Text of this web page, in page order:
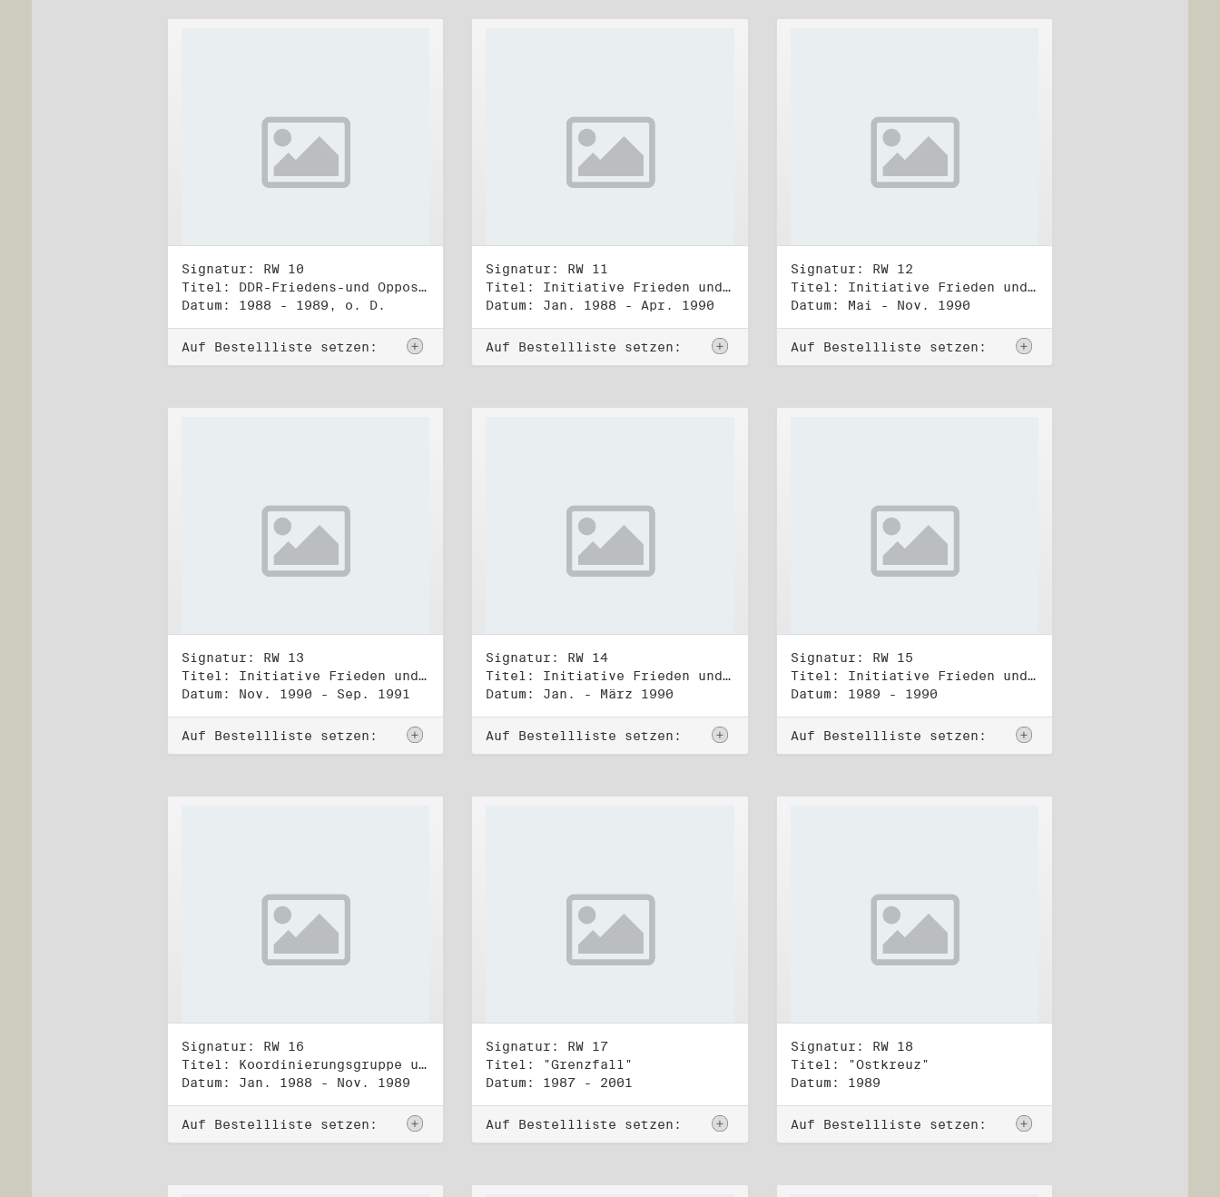
Signatur: RW 10
Titel: DDR-Friedens-und Oppositionsbewegung (3)
Datum: 1988 - 1989, o. D.
Auf Bestellliste setzen:
Signatur: RW 11
Titel: Initiative Frieden und Menschenrechte (1)
Datum: Jan. 1988 - Apr. 1990
Auf Bestellliste setzen:
Signatur: RW 12
Titel: Initiative Frieden und Menschenrechte (2)
Datum: Mai - Nov. 1990
Auf Bestellliste setzen:
Signatur: RW 13
Titel: Initiative Frieden und Menschenrechte (3)
Datum: Nov. 1990 - Sep. 1991
Auf Bestellliste setzen:
Signatur: RW 14
Titel: Initiative Frieden und Menschenrechte, Volkskammerwahl 18.3.1990
Datum: Jan. - März 1990
Auf Bestellliste setzen:
Signatur: RW 15
Titel: Initiative Frieden und Menschenrechte, Veröffentlichungen
Datum: 1989 - 1990
Auf Bestellliste setzen:
Signatur: RW 16
Titel: Koordinierungsgruppe und Kontakttelefongruppe
Datum: Jan. 1988 - Nov. 1989
Auf Bestellliste setzen:
Signatur: RW 17
Titel: "Grenzfall"
Datum: 1987 - 2001
Auf Bestellliste setzen:
Signatur: RW 18
Titel: "Ostkreuz"
Datum: 1989
Auf Bestellliste setzen: